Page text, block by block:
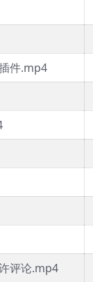
件.mp4
评论.mp4